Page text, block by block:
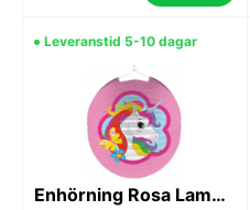
Leveranstid 5-10 dagar
Enhörning Rosa Lampa 25 cm